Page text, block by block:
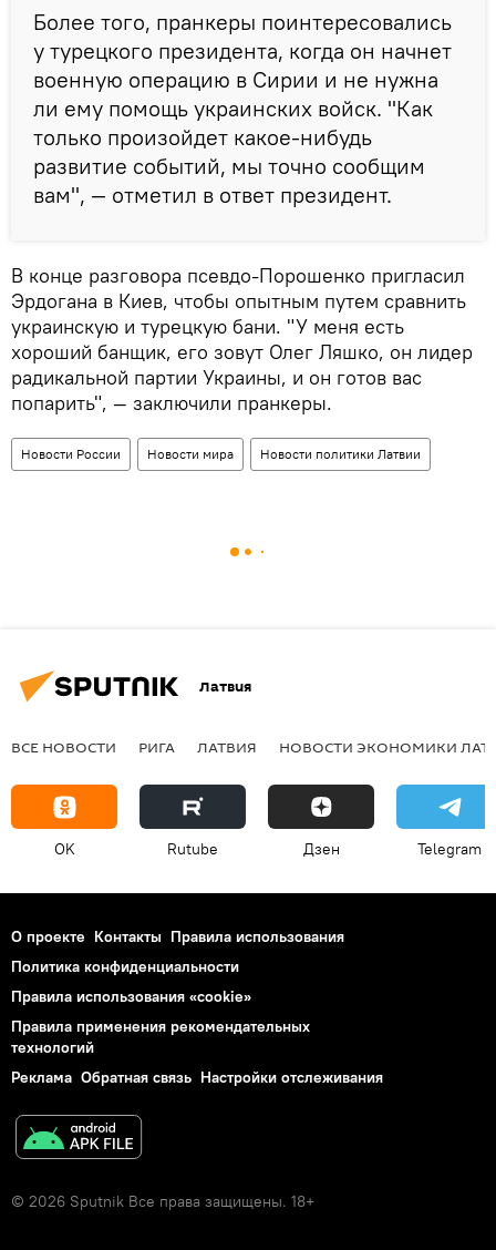
Более того, пранкеры поинтересовались
у турецкого президента, когда он начнет
военную операцию в Сирии и не нужна
ли ему помощь украинских войск. "Как
только произойдет какое-нибудь
развитие событий, мы точно сообщим
вам", — отметил в ответ президент.
В конце разговора псевдо-Порошенко пригласил
Эрдогана в Киев, чтобы опытным путем сравнить
украинскую и турецкую бани. "У меня есть
хороший банщик, его зовут Олег Ляшко, он лидер
радикальной партии Украины, и он готов вас
попарить", — заключили пранкеры.
Новости России Новости мира Новости политики Латвии
Латвия
ВСЕ НОВОСТИ РИГА ЛАТВИЯ НОВОСТИ ЭКОНОМИКИ
OK Rutube Дзен Telegram
О проекте Контакты Правила использования
Политика конфиденциальности
Правила использования «cookie»
Правила применения рекомендательных
технологий
Реклама Обратная связь Настройки отслеживания
© 2026 Sputnik Все права защищены. 18+